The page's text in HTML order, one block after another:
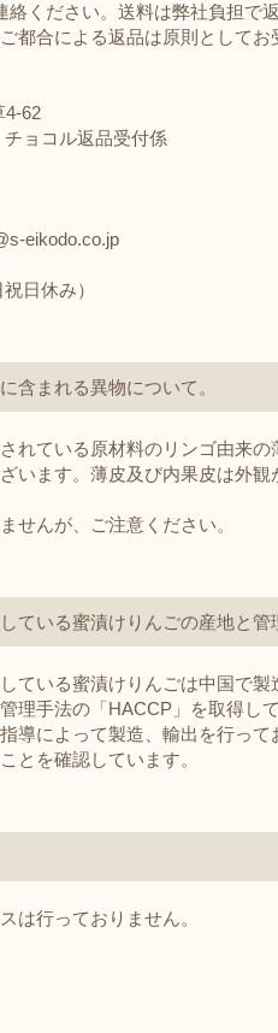
ください。送料は弊社負担で
都合による返品は原則としてお
4-62
ョコル返品受付係
eikodo.co.jp
日休み）
含まれる異物について。
れている原材料のリンゴ由来
います。薄皮及び内果皮は外
せんが、ご注意ください。
ている蜜漬けりんごの産地と管
ている蜜漬けりんごは中国で製
理手法の「HACCP」を取得して
導によって製造、輸出を行っ
とを確認しています。
は行っておりません。